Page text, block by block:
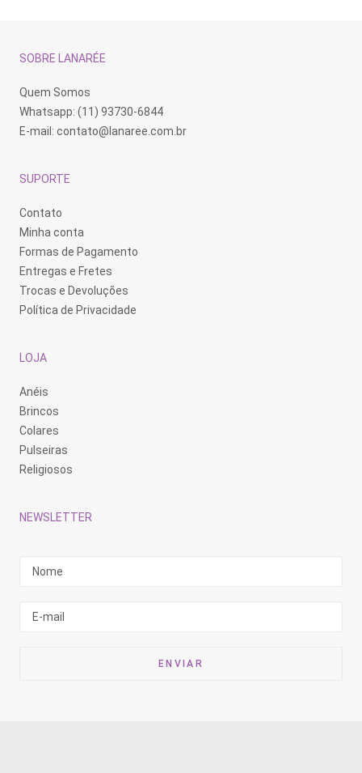
página
do
SOBRE LANARÉE
Quem Somos
Whatsapp: (11) 93730-6844
E-mail: contato@lanaree.com.br
SUPORTE
Contato
Minha conta
Formas de Pagamento
Entregas e Fretes
Trocas e Devoluções
Política de Privacidade
LOJA
Anéis
Brincos
Colares
Pulseiras
Religiosos
NEWSLETTER